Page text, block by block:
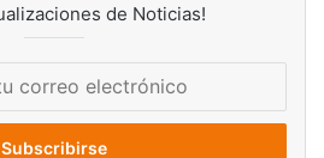
de Noticias!